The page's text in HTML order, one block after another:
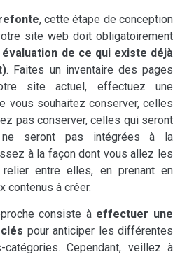
, cette étape de conception
site web doit obligatoirement
évaluation de ce qui existe déjà
. Faites un inventaire des pages
site actuel, effectuez une
vous souhaitez conserver, celles
pas conserver, celles qui seront
ne seront pas intégrées à la
à la façon dont vous allez les
entre elles, en prenant en
contenus à créer.
consiste à effectuer une
pour anticiper les différentes
Cependant, veillez à